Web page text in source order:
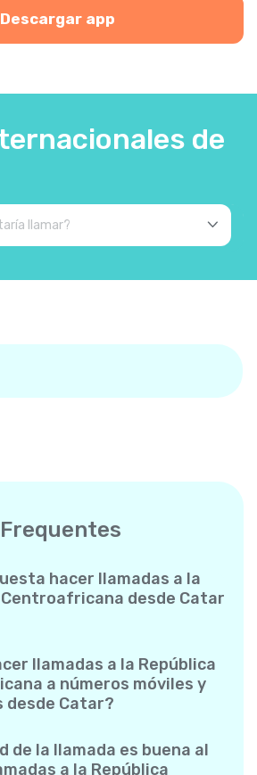
Descargar app
de
hacer llamadas a la
desde Catar
a la República Centroafricana.
consulta las tarifas más
la app: sin cargos ocultos, sin
llamadas a la República
a números móviles y
desde Catar?
a líneas fijas a la República
con facilidad.
de la llamada es buena al
a la República